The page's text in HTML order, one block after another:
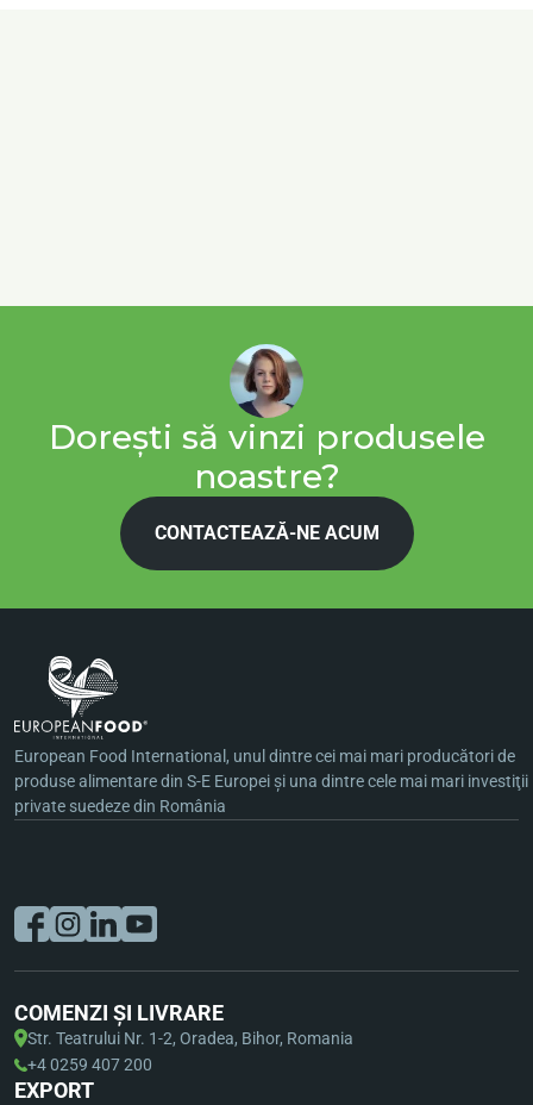
Dorești să vinzi produsele
noastre?
CONTACTEAZĂ-NE ACUM
European Food International, unul dintre cei mai mari producători de
produse alimentare din S-E Europei şi una dintre cele mai mari investiţii
private suedeze din România
COMENZI ȘI LIVRARE
Str. Teatrului Nr. 1-2, Oradea, Bihor, Romania
+4 0259 407 200
EXPORT